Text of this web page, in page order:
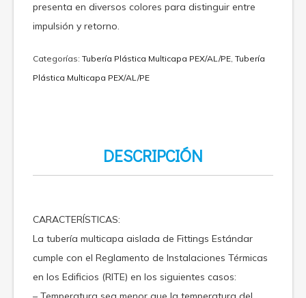
presenta en diversos colores para distinguir entre
impulsión y retorno.
Categorías: Tubería Plástica Multicapa PEX/AL/PE, Tubería
Plástica Multicapa PEX/AL/PE
DESCRIPCIÓN
CARACTERÍSTICAS:
La tubería multicapa aislada de Fittings Estándar
cumple con el Reglamento de Instalaciones Térmicas
en los Edificios (RITE) en los siguientes casos: